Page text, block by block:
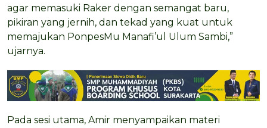
agar memasuki Raker dengan semangat baru,
pikiran yang jernih, dan tekad yang kuat untuk
memajukan PonpesMu Manafi’ul Ulum Sambi,”
ujarnya.
Pada sesi utama, Amir menyampaikan materi